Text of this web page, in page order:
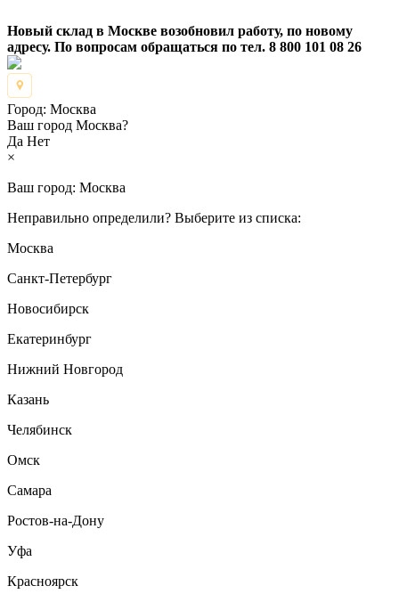
Новый склад в Москве возобновил работу, по новому
адресу. По вопросам обращаться по тел. 8 800 101 08 26
Город: Москва
Ваш город Москва?
Да Нет
×
Ваш город: Москва
Неправильно определили? Выберите из списка:
Москва
Санкт-Петербург
Новосибирск
Екатеринбург
Нижний Новгород
Казань
Челябинск
Омск
Самара
Ростов-на-Дону
Уфа
Красноярск